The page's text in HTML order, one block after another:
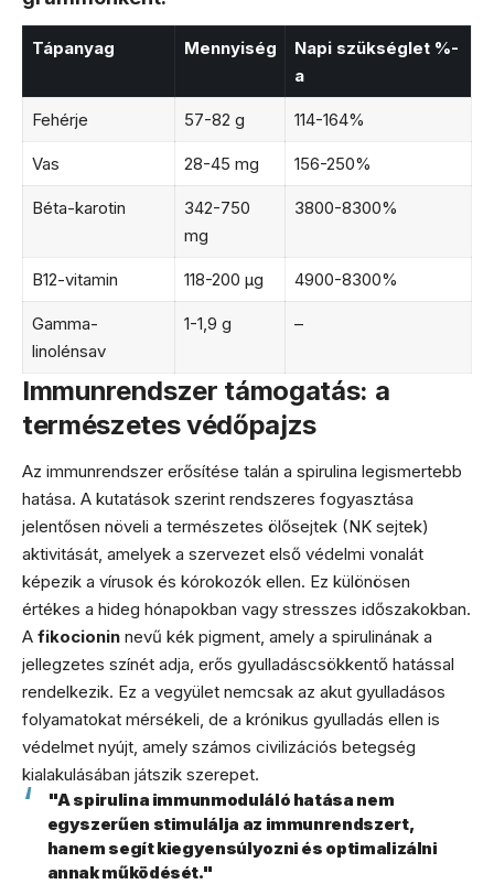
Tápanyag Mennyiség
Napi szükséglet %-
a
Fehérje 57-82 g 114-164%
Vas 28-45 mg 156-250%
Béta-karotin
342-750
mg
3800-8300%
B12-vitamin 118-200 μg 4900-8300%
Gamma-
linolénsav
1-1,9 g –
Immunrendszer támogatás: a
természetes védőpajzs
Az immunrendszer erősítése talán a spirulina legismertebb
hatása. A kutatások szerint rendszeres fogyasztása
jelentősen növeli a természetes ölősejtek (NK sejtek)
aktivitását, amelyek a szervezet első védelmi vonalát
képezik a vírusok és kórokozók ellen. Ez különösen
értékes a hideg hónapokban vagy stresszes időszakokban.
A fikocionin nevű kék pigment, amely a spirulinának a
jellegzetes színét adja, erős gyulladáscsökkentő hatással
rendelkezik. Ez a vegyület nemcsak az akut gyulladásos
folyamatokat mérsékeli, de a krónikus gyulladás ellen is
védelmet nyújt, amely számos civilizációs betegség
kialakulásában játszik szerepet.
"A spirulina immunmoduláló hatása nem
egyszerűen stimulálja az immunrendszert,
hanem segít kiegyensúlyozni és optimalizálni
annak működését."